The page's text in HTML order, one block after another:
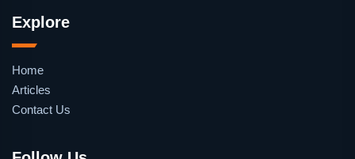
Explore
Home
Articles
Contact Us